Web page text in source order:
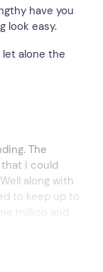
have you
look easy.
let alone the
The
i could
along with
to keep up to
million and